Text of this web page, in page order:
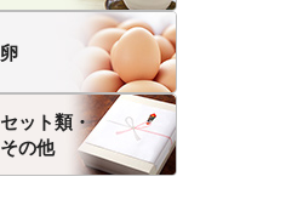
卵
セット類・
その他